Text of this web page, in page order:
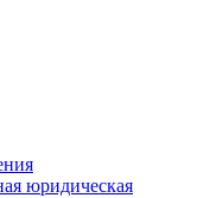
юридическая